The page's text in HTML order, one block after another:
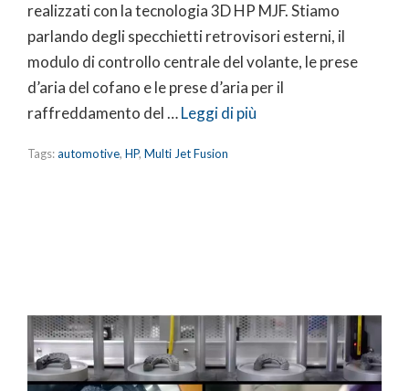
realizzati con la tecnologia 3D HP MJF. Stiamo
parlando degli specchietti retrovisori esterni, il
modulo di controllo centrale del volante, le prese
d’aria del cofano e le prese d’aria per il
raffreddamento del …Leggi di più
Tags:automotive, HP, Multi Jet Fusion